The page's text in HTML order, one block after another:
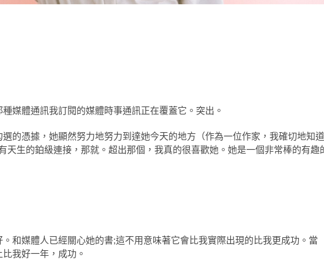
媒體通訊我訂閱的媒體時事通訊正在覆蓋它。突出。
的憑據，她顯然努力地努力到達她今天的地方（作為一位作家，我確切地知道
天生的鉑級連接，那就。超出那個，我真的很喜歡她。她是一個非常棒的有趣
和媒體人已經關心她的書;這不用意味著它會比我實際出現的比我更成功。當
我好一年，成功。